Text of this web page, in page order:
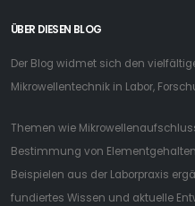
ÜBER DIESEN BLOG
Der Blog widmet sich den
Mikrowellentechnik in Labor,
Themen wie
Bestimmung von
Beispielen aus der Laborpraxis
fundiertes Wissen und aktuelle